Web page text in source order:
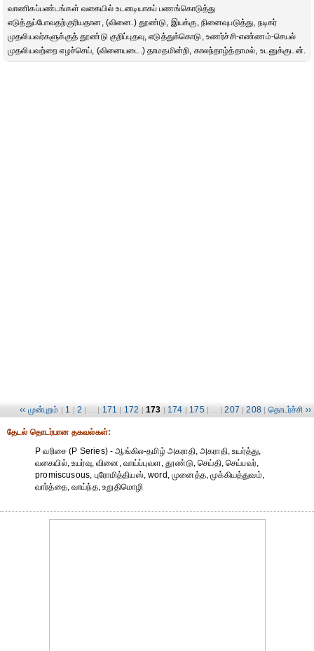
வாணிகப்பண்டங்கள் வகையில் உடனடியாகப் பணங்கொடுத்து
எடுத்துப்போவதற்குரியதான, (வினை.) தூண்டு, இயக்கு, நினைவுபடுத்து, நடிகர்
முதலியவர்களுக்குத் தூண்டு குறிப்புதவு, எடுத்துக்கொடு, உணர்ச்சி-எண்ணம்-செயல்
முதலியவற்றை எழச்செய், (வினையடை.) தாமதமின்றி, காலந்தாழ்த்தாமல், உடனுக்குடன்.
‹‹ முன்புறம் | 1 | 2 | ... | 171 | 172 | 173 | 174 | 175 | ... | 207 | 208 | தொடர்ச்சி ››
தேட‌ல் தொட‌ர்பான தகவ‌ல்க‌ள்:
P வரிசை (P Series) - ஆங்கில-தமிழ் அகராதி, அகராதி, உயர்த்து,
வகையில், உயர்வு, வினை, வாய்ப்புவள, தூண்டு, செய்தி, செய்பவர்,
promiscusous, புரோமித்தியஸ், word, முனைத்த, முக்கியத்துவம்,
வார்த்தை, வாய்ந்த, உறுதிமொழி